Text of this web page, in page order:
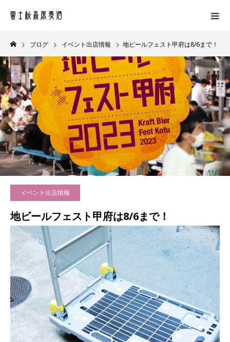
ブログ イベント出店情報 地ビールフェスト甲府は8/6まで！
イベント出店情報
地ビールフェスト甲府は8/6まで！